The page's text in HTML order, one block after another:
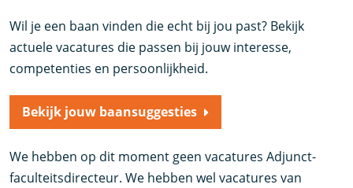
Wil je een baan vinden die echt bij jou past? Bekijk
actuele vacatures die passen bij jouw interesse,
competenties en persoonlijkheid.
Bekijk jouw baansuggesties
We hebben op dit moment geen vacatures Adjunct-
faculteitsdirecteur. We hebben wel vacatures van